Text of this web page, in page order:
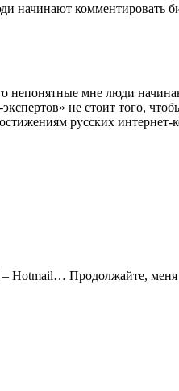
начинают комментировать
мне люди
не стоит того,
русских
Hotmail… Продолжайте, меня